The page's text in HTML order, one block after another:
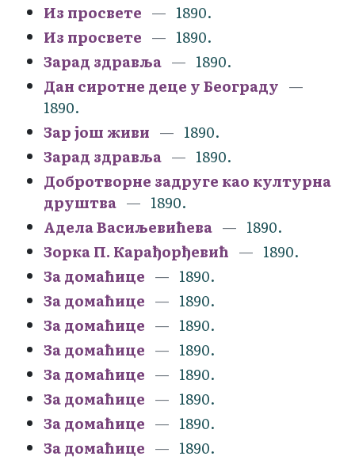
Из просвете
1890.
Из просвете
1890.
Зарад здравља
1890.
Дан сиротне деце у Београду
1890.
Зар још живи
1890.
Зарад здравља
1890.
Добротворне задруге као културна
друштва
1890.
Адела Васиљевићева
1890.
Зорка П. Карађорђевић
1890.
За домаћице
1890.
За домаћице
1890.
За домаћице
1890.
За домаћице
1890.
За домаћице
1890.
За домаћице
1890.
За домаћице
1890.
За домаћице
1890.